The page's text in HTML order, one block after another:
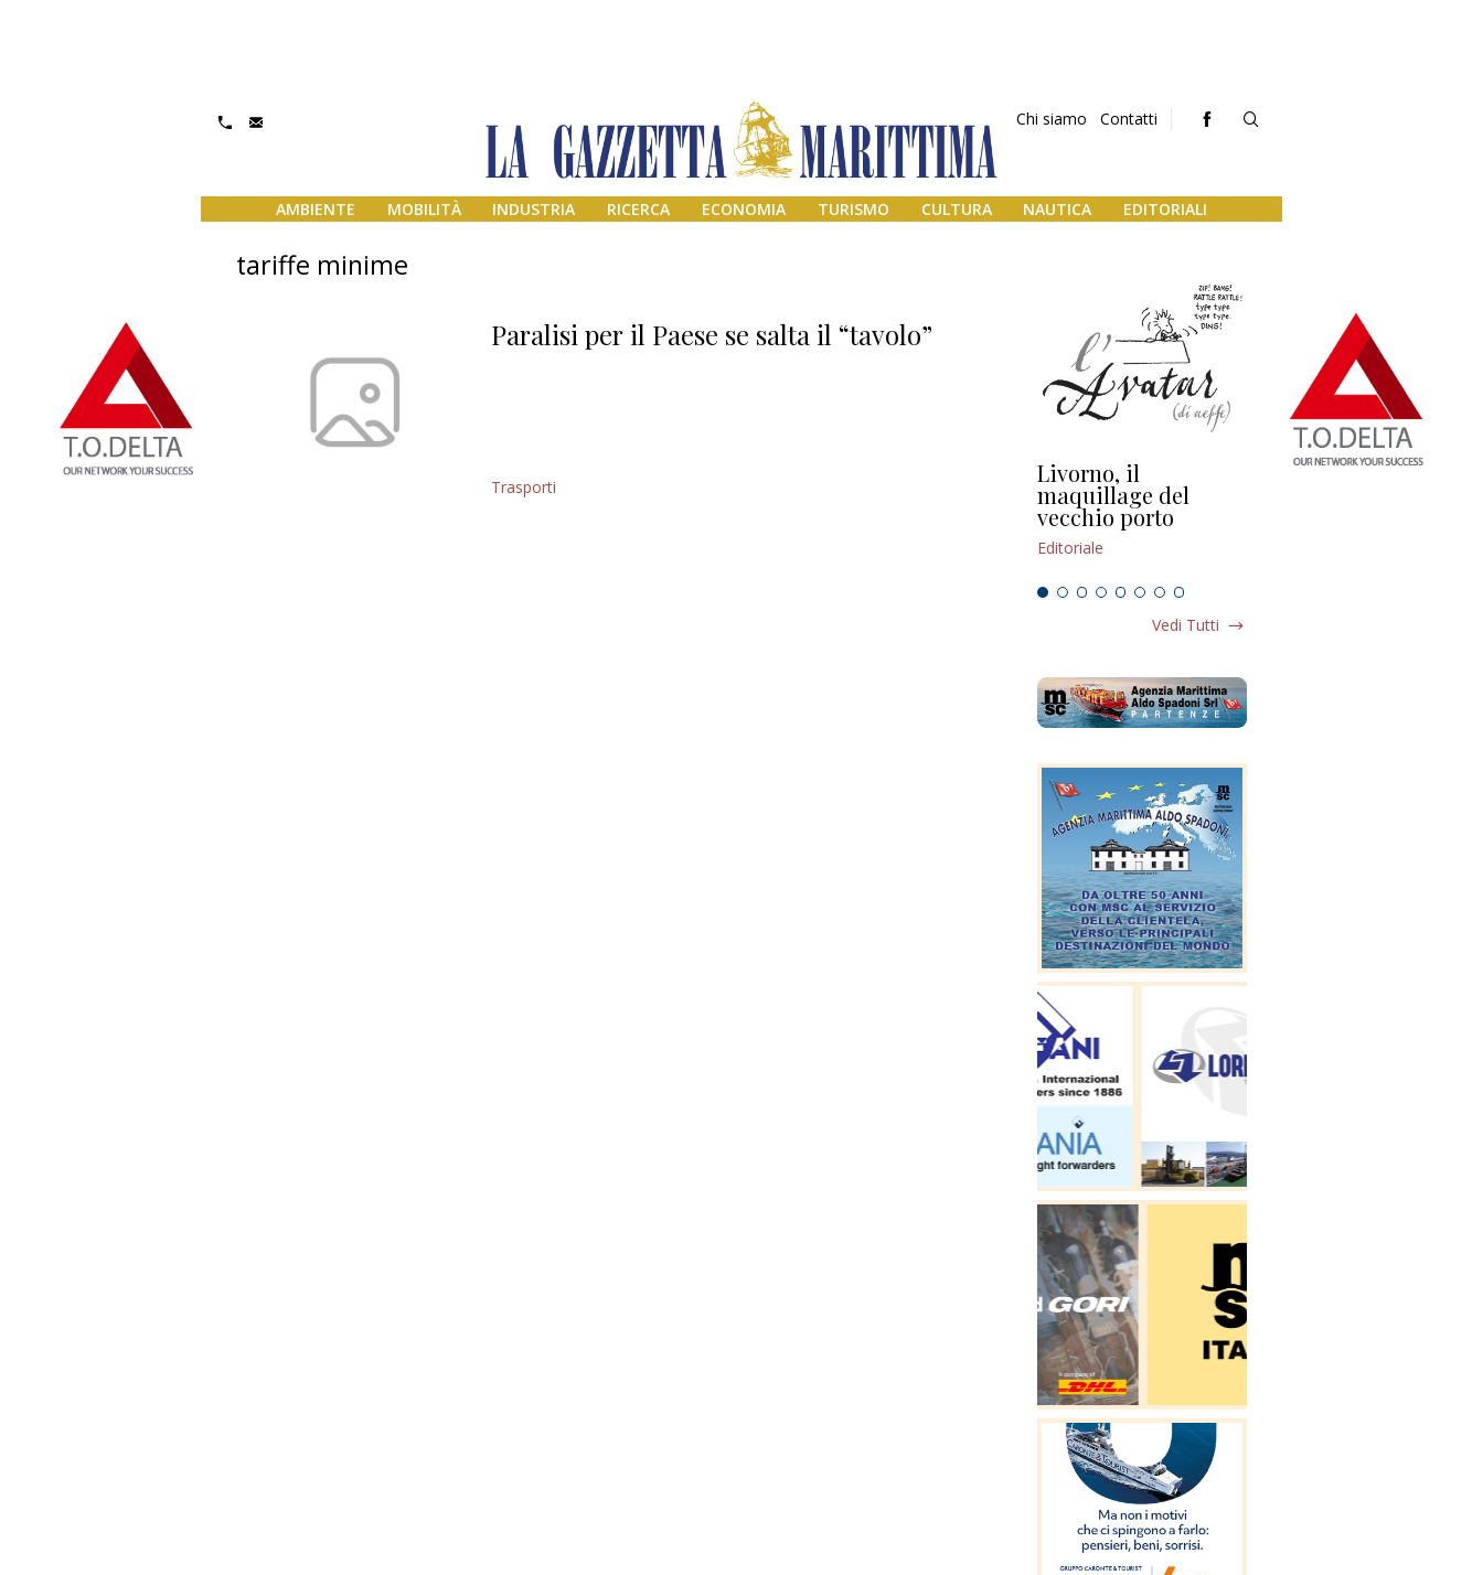
Chi siamo Contatti
AMBIENTE MOBILITÀ INDUSTRIA RICERCA ECONOMIA TURISMO CULTURA NAUTICA EDITORIALI
tariffe minime
Paralisi per il Paese se salta il “tavolo”
Trasporti Livorno, il
maquillage del
vecchio porto
Editoriale
L’uscita di scena di
Vedi Tutti